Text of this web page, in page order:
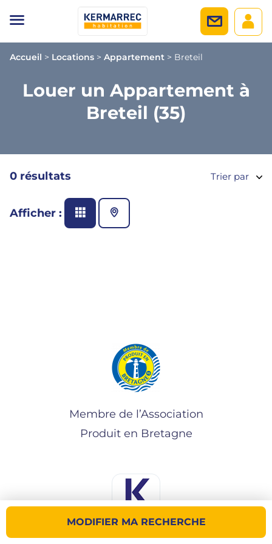
Accueil > Locations > Appartement > Breteil
Louer un Appartement à
Breteil (35)
MODIFIER MA RECHERCHE
0 résultats Trier par
Afficher :
Membre de l’Association
Produit en Bretagne